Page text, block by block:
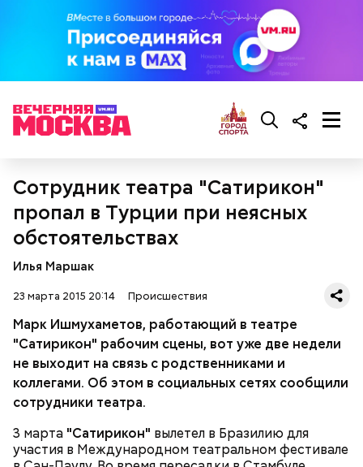
Сотрудник театра "Сатирикон"
пропал в Турции при неясных
обстоятельствах
Илья Маршак
23 марта 2015 20:14 Происшествия
Марк Ишмухаметов, работающий в театре
"Сатирикон" рабочим сцены, вот уже две недели
не выходит на связь с родственниками и
коллегами. Об этом в социальных сетях сообщили
сотрудники театра.
3 марта "Сатирикон" вылетел в Бразилию для
участия в Международном театральном фестивале